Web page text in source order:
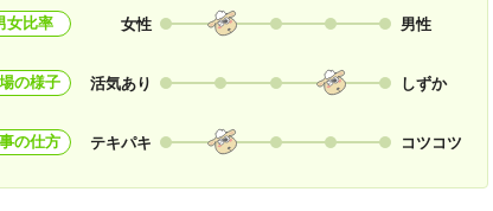
女比率 女性 男性
の様子 活気あり しずか
の仕方 テキパキ コツコツ